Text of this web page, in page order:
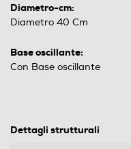
Diametro-cm:
Diametro 40 Cm
Base oscillante:
Con Base oscillante
Dettagli strutturali